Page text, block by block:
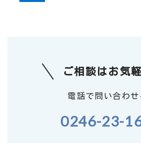
ご相談はお気
電話で問い合わせ
0246-23-